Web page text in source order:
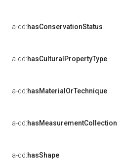
a-dd:hasConservationStatus
a-dd:hasCulturalPropertyType
a-dd:hasMaterialOrTechnique
a-dd:hasMeasurementCollection
a-dd:hasShape